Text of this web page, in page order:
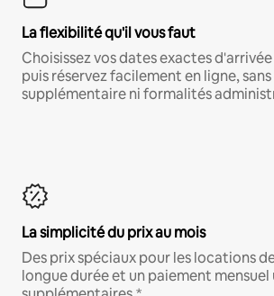
La flexibilité qu'il vous faut
Choisissez vos dates exactes
puis réservez facilement en ligne,
supplémentaire ni formalités
La simplicité du prix au mois
Des prix spéciaux pour les locations
longue durée et un paiement mensuel